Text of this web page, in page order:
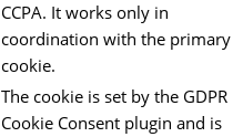
CCPA. It works only in
coordination with the primary
cookie.
The cookie is set by the GDPR
Cookie Consent plugin and is